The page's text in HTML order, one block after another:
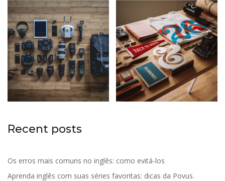
Recent posts
Os erros mais comuns no inglês: como evitá-los
Aprenda inglês com suas séries favoritas: dicas da Povus.